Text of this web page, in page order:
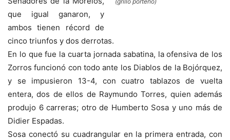
que igual ganaron, y
ambos tienen récord de
cinco triunfos y dos derrotas.
En lo que fue la cuarta jornada sabatina, la ofensiva de los
Zorros funcionó con todo ante los Diablos de la Bojórquez,
y se impusieron 13-4, con cuatro tablazos de vuelta
entera, dos de ellos de Raymundo Torres, quien además
produjo 6 carreras; otro de Humberto Sosa y uno más de
Didier Espadas.
Sosa conectó su cuadrangular en la primera entrada, con